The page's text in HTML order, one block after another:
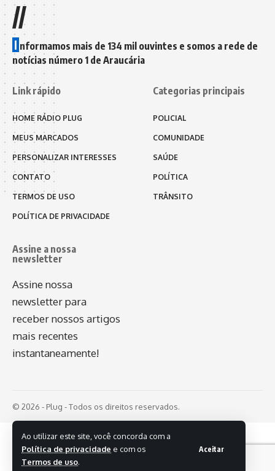
Ao utilizar este site, você concorda com a
Política de privacidade e com os
Termos de uso.
Aceitar
//
I nformamos mais de 134 mil ouvintes e somos a rede de
notícias número 1 de Araucária
Link rápido
HOME RÁDIO PLUG
MEUS MARCADOS
PERSONALIZAR INTERESSES
CONTATO
TERMOS DE USO
POLÍTICA DE PRIVACIDADE
Categorias principais
POLICIAL
COMUNIDADE
SAÚDE
POLÍTICA
TRÂNSITO
Assine a nossa
newsletter
Assine nossa
newsletter para
receber nossos artigos
mais recentes
instantaneamente!
© 2026 - Plug - Todos os direitos reservados.